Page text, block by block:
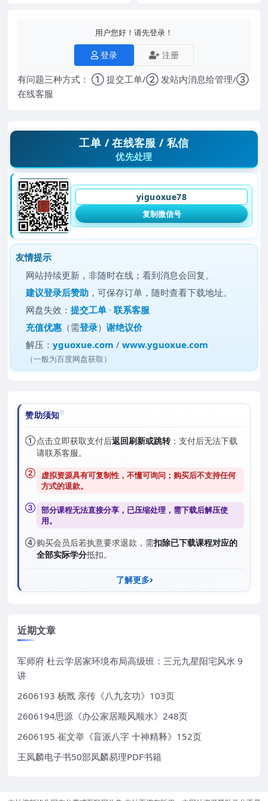
用户您好！请先登录！
登录 注册
有问题三种方式： ① 提交工单/② 发站内消息给管理/③
在线客服
工单 / 在线客服 / 私信
优先处理
yiguoxue78
复制微信号
友情提示
网站持续更新，非随时在线；看到消息会回复。
建议登录后赞助 ，可保存订单，随时查看下载地址。
网盘失效：提交工单 ·联系客服
充值优惠 （需登录）谢绝议价
解压：yguoxue.com /www.yguoxue.com
（一般为百度网盘获取）
赞助须知
①点击立即获取支付后返回刷新或跳转；支付后无法下载
请联系客服。
② 虚拟资源具有可复制性，不懂可询问；购买后不支持任何
方式的退款。
③ 部分课程无法直接分享，已压缩处理，需下载后解压使
用。
④购买会员后若执意要求退款，需扣除已下载课程对应的
全部实际学分抵扣。
了解更多
近期文章
军师府 杜云学居家环境布局高级班：三元九星阳宅风水 9
讲
2606193 杨戬 亲传《八九玄功》103页
2606194思源《办公家居顺风顺水》248页
2606195 崔文举《盲派八字 十神精释》152页
王凤麟电子书50部凤麟易理PDF书籍